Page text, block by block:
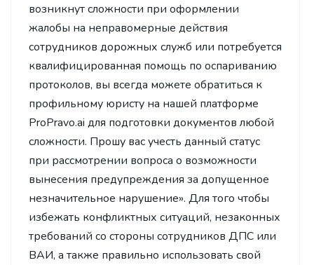
возникнут сложности при оформлении
жалобы на неправомерные действия
сотрудников дорожных служб или потребуется
квалифицированная помощь по оспариванию
протоколов, вы всегда можете обратиться к
профильному юристу на нашей платформе
ProPravo.ai для подготовки документов любой
сложности. Прошу вас учесть данный статус
при рассмотрении вопроса о возможности
вынесения предупреждения за допущенное
незначительное нарушение». Для того чтобы
избежать конфликтных ситуаций, незаконных
требований со стороны сотрудников ДПС или
ВАИ, а также правильно использовать свой